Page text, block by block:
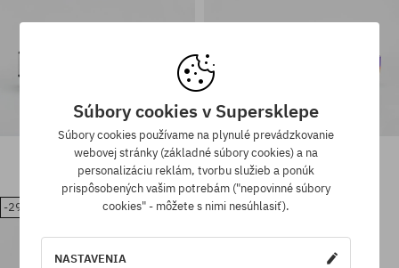
Snowboardové okuliare Smith
Preview
225,90 €157,90 €
Snowboardové okuliare Smith
Preview
225,90 € 157,90 €
-29%
Súbory cookies v Supersklepe
Súbory cookies používame na plynulé prevádzkovanie
webovej stránky (základné súbory cookies) a na
personalizáciu reklám, tvorbu služieb a ponúk
prispôsobených vašim potrebám ("nepovinné súbory
cookies" - môžete s nimi nesúhlasiť).
NASTAVENIA